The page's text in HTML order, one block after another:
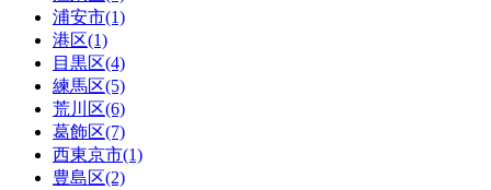
浦安市(1)
港区(1)
目黒区(4)
練馬区(5)
荒川区(6)
葛飾区(7)
西東京市(1)
豊島区(2)